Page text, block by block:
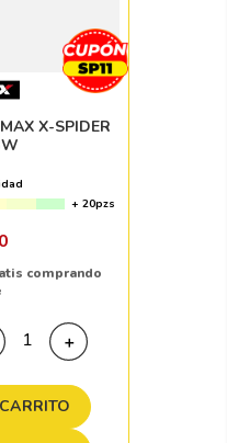
X-SPIDER
+ 20pzs
comprando
＋